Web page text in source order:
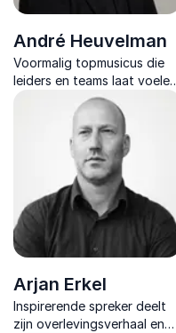
André Heuvelman
Voormalig topmusicus die
leiders en teams laat voelen
hoe je onder druk ruimte
creëert voor verbinding,
creativiteit en
betekenisvolle impact.
Arjan Erkel
Inspirerende spreker deelt
zijn overlevingsverhaal en